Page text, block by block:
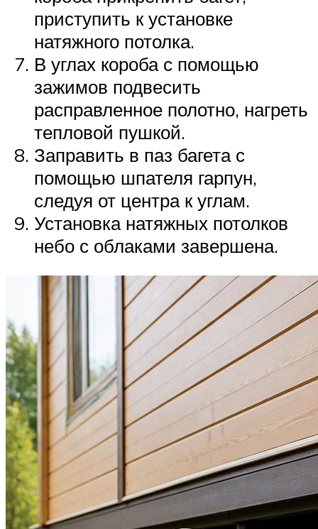
приступить к установке
натяжного потолка.
В углах короба с помощью
зажимов подвесить
расправленное полотно, нагреть
тепловой пушкой.
Заправить в паз багета с
помощью шпателя гарпун,
следуя от центра к углам.
Установка натяжных потолков
небо с облаками завершена.